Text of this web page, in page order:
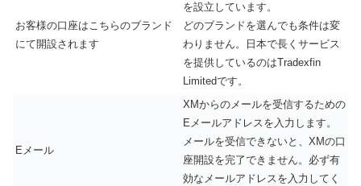
お客様の口座はこちらのブランド
にて開設されます
を設立しています。
どのブランドを選んでも条件は変
わりません。日本で長くサービス
を提供しているのはTradexfin
Limitedです。
Eメール
XMからのメールを受信するための
Eメールアドレスを入力します。
メールを受信できないと、XMの口
座開設を完了できません。必ず有
効なメールアドレスを入力してく